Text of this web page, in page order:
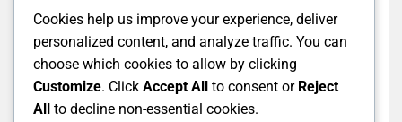
πολύτιμη πηγή για την αντιμετώπιση ζητημάτων
με τα Twitch Drops. Τα Φόρουμ Κοινότητας του
Twitch επιτρέπουν στους χρήστες να
μοιράζονται τις εμπειρίες και τις λύσεις τους,
διευκολύνοντας την εύρεση απαντήσεων σε
Cookies help us improve your experience, deliver
personalized content, and analyze traffic. You can
choose which cookies to allow by clicking
Customize. Click Accept All to consent or Reject
All to decline non-essential cookies.